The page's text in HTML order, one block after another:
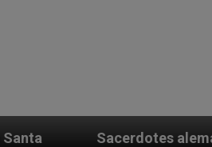
alemanes fieles al Papa